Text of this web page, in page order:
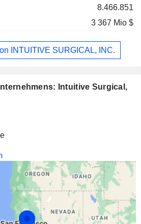
8.466.851
3 367 Mio $
INTUITIVE SURGICAL, INC.
Intuitive Surgical,